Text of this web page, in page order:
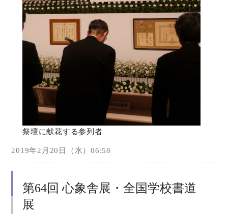
祭壇に献花する参列者
2019年2月20日（水）06:58
第64回 心象舎展・全国学校書道
展